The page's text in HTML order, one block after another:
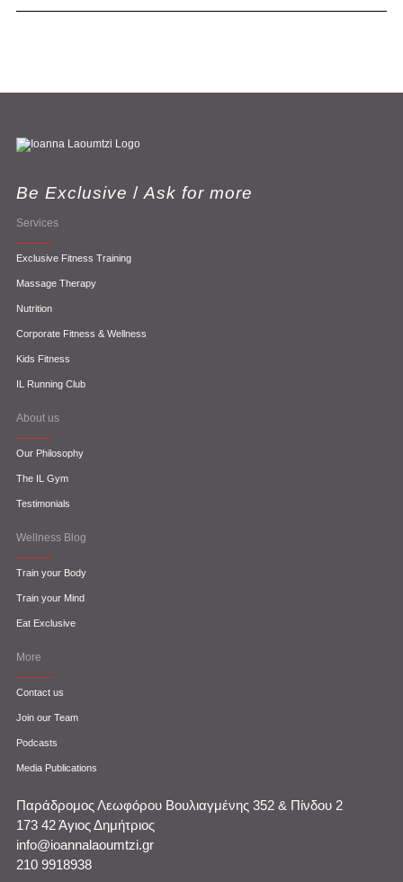
Be Exclusive / Ask for more
Services
Exclusive Fitness Training
Massage Therapy
Nutrition
Corporate Fitness & Wellness
Kids Fitness
IL Running Club
About us
Our Philosophy
The IL Gym
Testimonials
Wellness Blog
Train your Body
Train your Mind
Eat Exclusive
More
Contact us
Join our Team
Podcasts
Media Publications
Παράδρομος Λεωφόρου Βουλιαγμένης 352 & Πίνδου 2
173 42 Άγιος Δημήτριος
info@ioannalaoumtzi.gr
210 9918938